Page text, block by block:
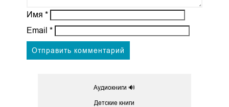
Имя *
Email *
Аудиокниги 🔊
Детские книги